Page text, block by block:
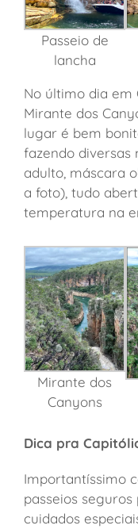
Passeio de
lancha
No último dia em
Mirante dos
lugar é bem
fazendo diversas
adulto, máscara
a foto), tudo
temperatura na
Mirante dos
Canyons
Dica pra
Importantíssimo
passeios
cuidados